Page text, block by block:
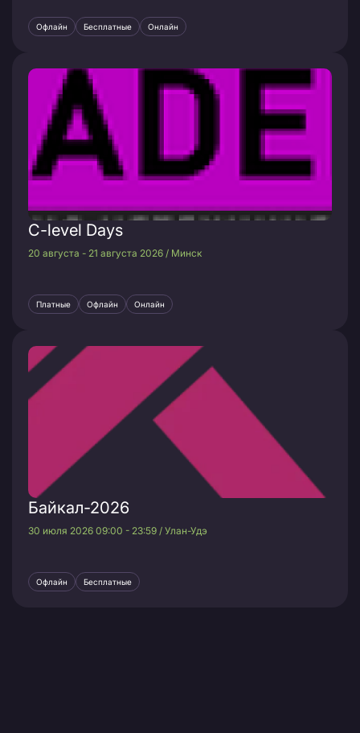
Офлайн Бесплатные Онлайн
C-level Days
20 августа - 21 августа 2026 / Минск
Платные Офлайн Онлайн
Байкал-2026
30 июля 2026 09:00 - 23:59 / Улан-Удэ
Офлайн Бесплатные